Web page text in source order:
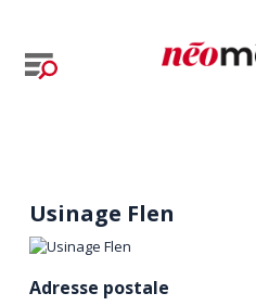
Usinage Flen
Adresse postale